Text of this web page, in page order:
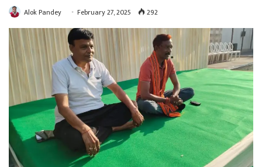
Alok Pandey February 27, 2025 292